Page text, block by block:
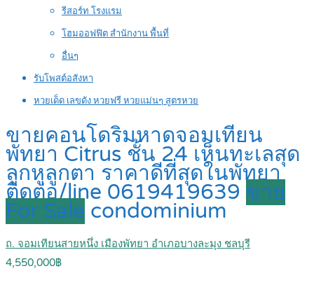
รีสอร์ท โรงแรม
โฮมออฟฟิต สำนักงาน พื้นที่
อื่นๆ
รับโพสต์อสังหา
หวยเด็ด เลขดัง หวยฟรี หวยแม่นๆ สูตรหวย
ขายคอนโดริมหาดจอมเทียน
พัทยา Citrus ชั้น 24 เห็นทะเลสุด
ลูกหูลูกตา ราคาดีที่สุดในพัทยา
ติดต่อ/line 0619419639 ขาย
For Sale condominium
ถ. จอมเทียนสายหนึ่ง เมืองพัทยา อำเภอบางละมุง ชลบุรี
4,550,000฿